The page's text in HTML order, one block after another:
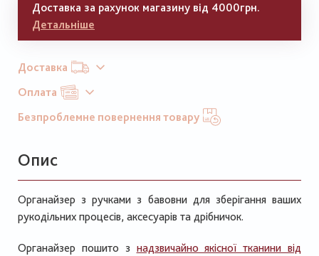
Доставка за рахунок магазину від 4000грн.
Детальніше
Доставка
Оплата
Безпроблемне повернення товару
Опис
Органайзер з ручками з бавовни для зберігання ваших
рукодільних процесів, аксесуарів та дрібничок.
Органайзер пошито з надзвичайно якісної тканини від